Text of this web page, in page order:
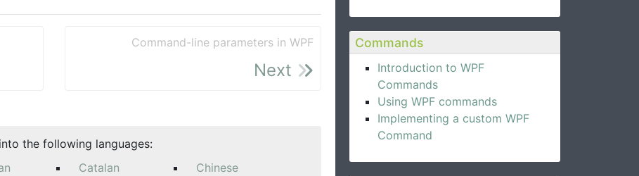
Commands
Introduction to WPF
Commands
Using WPF commands
Implementing a custom WPF
Command
Command-line parameters in WPF
Next
the following languages:
Catalan
Chinese